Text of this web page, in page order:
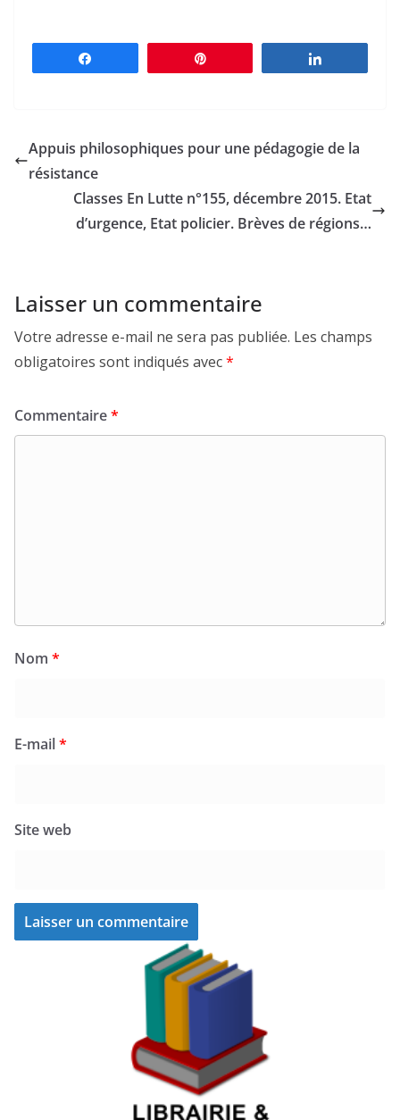
Appuis philosophiques pour une pédagogie de la
résistance
Classes En Lutte n°155, décembre 2015. Etat
d’urgence, Etat policier. Brèves de régions…
Laisser un commentaire
Votre adresse e-mail ne sera pas publiée. Les champs
obligatoires sont indiqués avec*
Commentaire*
Nom *
E-mail*
Site web